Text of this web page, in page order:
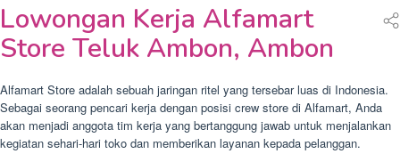
Lowongan Kerja Alfamart
Store Teluk Ambon, Ambon
Alfamart Store adalah sebuah jaringan ritel yang tersebar luas di Indonesia.
Sebagai seorang pencari kerja dengan posisi crew store di Alfamart, Anda
akan menjadi anggota tim kerja yang bertanggung jawab untuk menjalankan
kegiatan sehari-hari toko dan memberikan layanan kepada pelanggan.